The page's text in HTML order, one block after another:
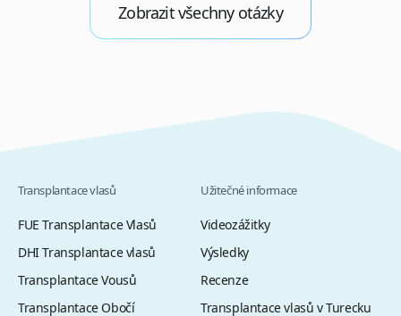
Zobrazit všechny otázky
Transplantace vlasů
FUE Transplantace Vlasů
DHI Transplantace vlasů
Transplantace Vousů
Transplantace Obočí
Užitečné informace
Videozážitky
Výsledky
Recenze
Transplantace vlasů v Turecku